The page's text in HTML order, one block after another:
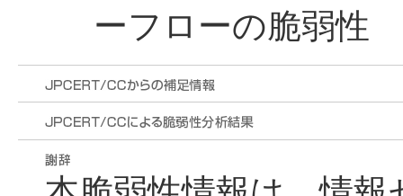
ーフローの脆弱性